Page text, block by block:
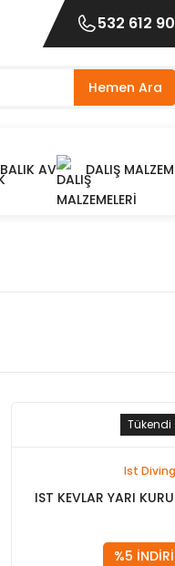
532 612
Hemen Ara
BALIK AV DALIŞ
Tükendi
Ist Diving
IST KEVLAR YARI
%5